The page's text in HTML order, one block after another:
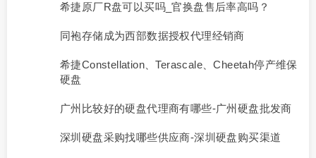
希捷原厂R盘可以买吗_官换盘售后率高吗？
同袍存储成为西部数据授权代理经销商
希捷Constellation、Terascale、Cheetah停产维保
硬盘
广州比较好的硬盘代理商有哪些-广州硬盘批发商
深圳硬盘采购找哪些供应商-深圳硬盘购买渠道